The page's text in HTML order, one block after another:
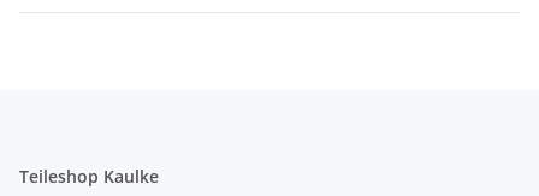
Teileshop Kaulke